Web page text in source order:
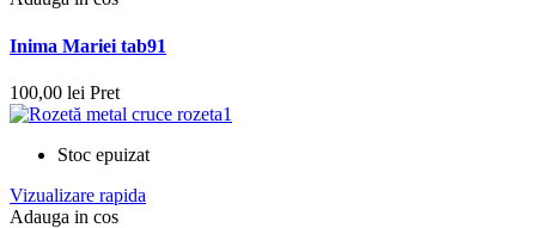
Inima Mariei tab91
100,00 lei Pret
Stoc epuizat
Vizualizare rapida
Adauga in cos